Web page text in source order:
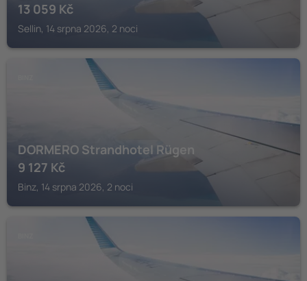
13 059 Kč
Sellin, 14 srpna 2026, 2 noci
DORMERO Strandhotel Rügen
9 127 Kč
Binz, 14 srpna 2026, 2 noci